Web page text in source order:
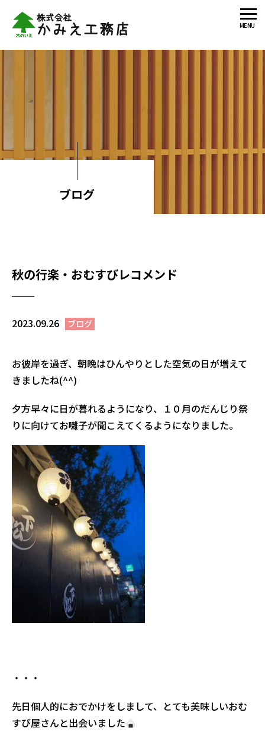
MENU
ブログ
秋の行楽・おむすびレコメンド
2023.09.26 ブログ
お彼岸を過ぎ、朝晩はひんやりとした空気の日が増えて
きましたね(^^)
夕方早々に日が暮れるようになり、１０月のだんじり祭
りに向けてお囃子が聞こえてくるようになりました。
・・・
先日個人的におでかけをしまして、とても美味しいおむ
すび屋さんと出会いました